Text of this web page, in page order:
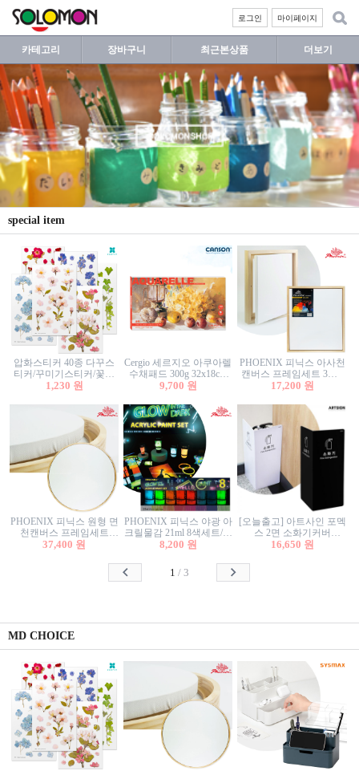
마이페이지
로그인
카테고리 장바구니 최근본상품 더보기
special item
압화스티커 40종 다꾸스
티커/꾸미기스티커/꽃스
티커/압화꽃책갈피/팬시
1,230 원
Cergio 세르지오 아쿠아렐
수채패드 300g 32x18cm
12매 1면제본
9,700 원
PHOENIX 피닉스 아사천
캔버스 프레임세트 3호F
27.3x22cm 캔버스와 올림
17,200 원
PHOENIX 피닉스 원형 면
천캔버스 프레임세트
40cm/원형캔버스/플로팅
37,400 원
PHOENIX 피닉스 야광 아
크릴물감 21ml 8색세트/야
광물감
8,200 원
[오늘출고] 아트사인 포멕
스 2면 소화기커버
1470/1471/소화기커버/소
함/소화기거치대/소화기
16,650 원
1 / 3
MD CHOICE